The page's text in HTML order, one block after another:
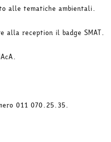
alle tematiche ambientali.
alla reception il badge SMAT.
011 070.25.35.